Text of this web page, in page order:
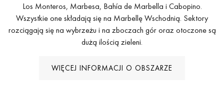
Los Monteros, Marbesa, Bahía de Marbella i Cabopino.
Wszystkie one składają się na Marbellę Wschodnią. Sektory
rozciągają się na wybrzeżu i na zboczach gór oraz otoczone są
dużą ilością zieleni.
WIĘCEJ INFORMACJI O OBSZARZE